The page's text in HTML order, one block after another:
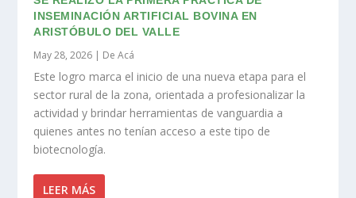
INSEMINACIÓN ARTIFICIAL BOVINA EN
ARISTÓBULO DEL VALLE
May 28, 2026 | De Acá
Este logro marca el inicio de una nueva etapa para el
sector rural de la zona, orientada a profesionalizar la
actividad y brindar herramientas de vanguardia a
quienes antes no tenían acceso a este tipo de
biotecnología.
LEER MÁS